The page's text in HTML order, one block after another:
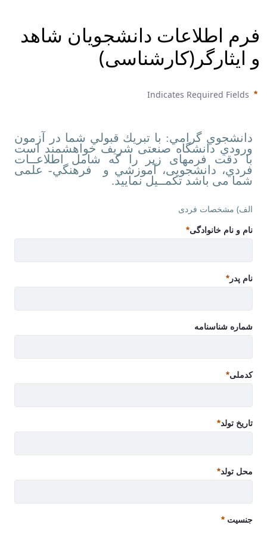
فرم اطلاعات دانشجويان شاهد
و ايثارگر(کارشناسی)
Indicates Required Fields
دانشجوي گرامي: با تبريك قبولي شما در آزمون
ورودي دانشگاه صنعتی شریف خواهشمند است
با دقت فرمهای زير را که شامل اطلاعــات
فردي، دانشجویی، آموزشي و فرهنگي- علمی
شما می باشد تکمــیل نمایید.
الف) مشخصات فردی
<p>الف) مشخصات فردی</p>
نام و نام خانوادگی
نام پدر
شماره شناسنامه
کدملی
تاریخ تولد
محل تولد
جنسیت